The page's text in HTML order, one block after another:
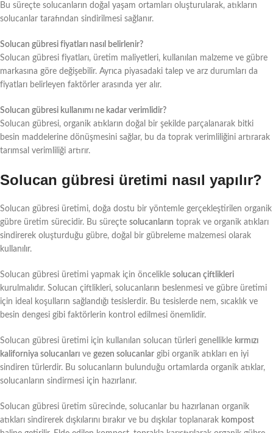
Bu süreçte solucanların doğal yaşam ortamları oluşturularak, atıkların
solucanlar tarafından sindirilmesi sağlanır.
Solucan gübresi fiyatları nasıl belirlenir?
Solucan gübresi fiyatları, üretim maliyetleri, kullanılan malzeme ve gübre
markasına göre değişebilir. Ayrıca piyasadaki talep ve arz durumları da
fiyatları belirleyen faktörler arasında yer alır.
Solucan gübresi kullanımı ne kadar verimlidir?
Solucan gübresi, organik atıkların doğal bir şekilde parçalanarak bitki
besin maddelerine dönüşmesini sağlar, bu da toprak verimliliğini artırarak
tarımsal verimliliği artırır.
Solucan gübresi üretimi nasıl yapılır?
Solucan gübresi üretimi, doğa dostu bir yöntemle gerçekleştirilen organik
gübre üretim sürecidir. Bu süreçte solucanların toprak ve organik atıkları
sindirerek oluşturduğu gübre, doğal bir gübreleme malzemesi olarak
kullanılır.
Solucan gübresi üretimi yapmak için öncelikle solucan çiftlikleri
kurulmalıdır. Solucan çiftlikleri, solucanların beslenmesi ve gübre üretimi
için ideal koşulların sağlandığı tesislerdir. Bu tesislerde nem, sıcaklık ve
besin dengesi gibi faktörlerin kontrol edilmesi önemlidir.
Solucan gübresi üretimi için kullanılan solucan türleri genellikle kırmızı
kaliforniya solucanları ve gezen solucanlar gibi organik atıkları en iyi
sindiren türlerdir. Bu solucanların bulunduğu ortamlarda organik atıklar,
solucanların sindirmesi için hazırlanır.
Solucan gübresi üretim sürecinde, solucanlar bu hazırlanan organik
atıkları sindirerek dışkılarını bırakır ve bu dışkılar toplanarak kompost